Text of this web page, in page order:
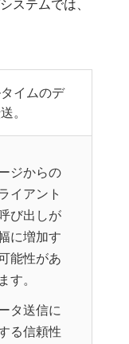
ステムでは、
イムのデ
。
ジからの
イアント
び出しが
に増加す
能性があ
す。
タ送信に
る信頼性